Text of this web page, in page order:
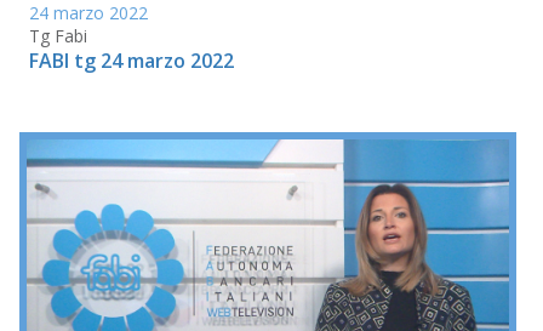
24 marzo 2022
Tg Fabi
FABI tg 24 marzo 2022